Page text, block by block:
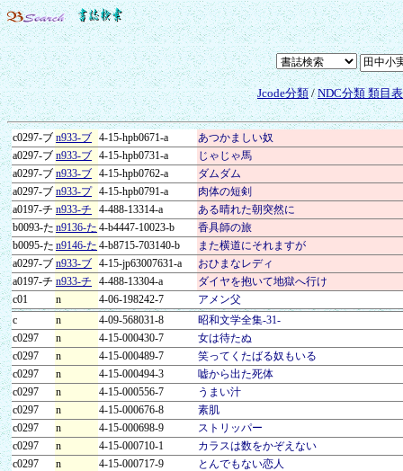
Jcode分類/NDC分類 類目
c0297-ブ n933-ブ 4-15-hpb0671-a
あつかましい奴
a0297-ブ n933-ブ 4-15-hpb0731-a
じゃじゃ馬
a0297-ブ n933-ブ 4-15-hpb0762-a
ダムダム
a0297-ブ n933-プ 4-15-hpb0791-a
肉体の短剣
a0197-チ n933-チ 4-488-13314-a
ある晴れた朝突然に
b0093-た n9136-た 4-b4447-10023-b
香具師の旅
b0095-た n9146-た 4-b8715-703140-b
また横道にそれますが
a0297-ブ n933-ブ 4-15-jp63007631-a
おひまなレディ
a0197-チ n933-チ 4-488-13304-a
ダイヤを抱いて地獄へ行け
c01
n 4-06-198242-7
アメン父
c
n 4-09-568031-8
昭和文学全集-31-
c0297
n 4-15-000430-7
女は待たぬ
c0297
n 4-15-000489-7
笑ってくたばる奴もいる
c0297
n 4-15-000494-3
嘘から出た死体
c0297
n 4-15-000556-7
うまい汁
c0297
n 4-15-000676-8
素肌
c0297
n 4-15-000698-9
ストリッパー
c0297
n 4-15-000710-1
カラスは数をかぞえない
c0297
n 4-15-000717-9
とんでもない恋人